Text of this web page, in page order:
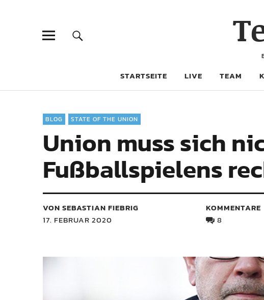
STARTSEITE LIVE TEAM
BLOG STATE OF THE UNION
Union muss sich
Fußballspielens
VON SEBASTIAN FIEBRIG
17. FEBRUAR 2020
KOMMENTARE
8